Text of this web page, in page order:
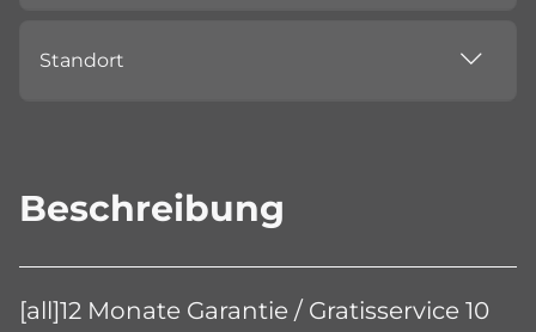
Standort
Beschreibung
[all]12 Monate Garantie / Gratisservice 10